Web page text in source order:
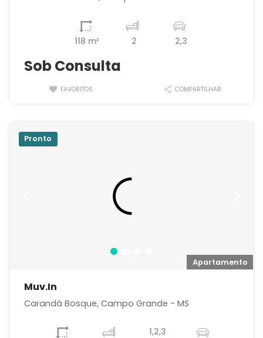
118 m² 2 2,3
Sob Consulta
FAVORITOS COMPARTILHAR
Apartamento
Pronto
Muv.In
Carandá Bosque, Campo Grande - MS
1,2,3